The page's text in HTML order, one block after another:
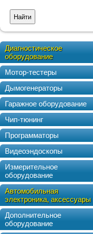
Найти
Диагностическое
оборудование
Мотор-тестеры
Дымогенераторы
Гаражное оборудование
Чип-тюнинг
Программаторы
Видеоэндоскопы
Измерительное
оборудование
Автомобильная
электроника, аксессуары
Дополнительное
оборудование